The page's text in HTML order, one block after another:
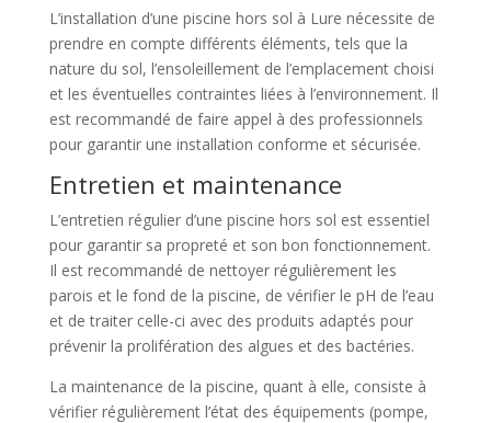
L’installation d’une piscine hors sol à Lure nécessite de
prendre en compte différents éléments, tels que la
nature du sol, l’ensoleillement de l’emplacement choisi
et les éventuelles contraintes liées à l’environnement. Il
est recommandé de faire appel à des professionnels
pour garantir une installation conforme et sécurisée.
Entretien et maintenance
L’entretien régulier d’une piscine hors sol est essentiel
pour garantir sa propreté et son bon fonctionnement.
Il est recommandé de nettoyer régulièrement les
parois et le fond de la piscine, de vérifier le pH de l’eau
et de traiter celle-ci avec des produits adaptés pour
prévenir la prolifération des algues et des bactéries.
La maintenance de la piscine, quant à elle, consiste à
vérifier régulièrement l’état des équipements (pompe,